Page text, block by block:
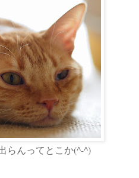
らんってとこか(^-^)